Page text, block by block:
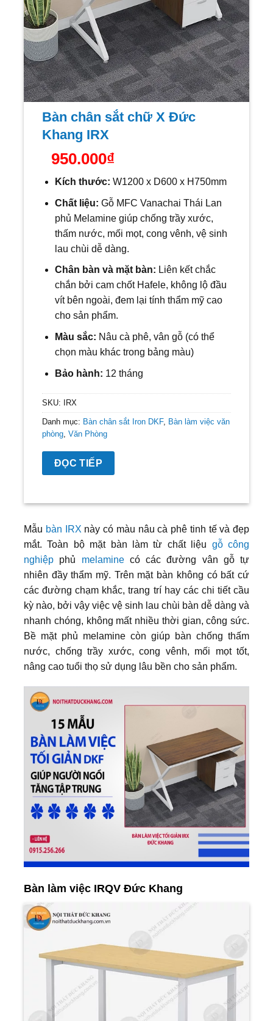
Bàn chân sắt chữ X Đức
Khang IRX
950.000₫
Kích thước: W1200 x D600 x H750mm
Chất liệu: Gỗ MFC Vanachai Thái Lan
phủ Melamine giúp chống trầy xước,
thấm nước, mối mọt, cong vênh, vệ sinh
lau chùi dễ dàng.
Chân bàn và mặt bàn: Liên kết chắc
chắn bởi cam chốt Hafele, không lộ đầu
vít bên ngoài, đem lại tính thẩm mỹ cao
cho sản phẩm.
Màu sắc: Nâu cà phê, vân gỗ(có thể
chọn màu khác trong bảng màu)
Bảo hành: 12 tháng
SKU: IRX
Danh mục: Bàn chân sắt Iron DKF, Bàn làm việc văn
phòng, Văn Phòng
ĐỌC TIẾP
Mẫu bàn IRX này có màu nâu cà phê tinh tế và đẹp
mắt. Toàn bộ mặt bàn làm từ chất liệu gỗ công
nghiệp phủ melaminecó các đường vân gỗ tự
nhiên đầy thẩm mỹ. Trên mặt bàn không có bất cứ
các đường chạm khắc, trang trí hay các chi tiết cầu
kỳ nào, bởi vậy việc vệ sinh lau chùi bàn dễ dàng và
nhanh chóng, không mất nhiều thời gian, công sức.
Bề mặt phủ melamine còn giúp bàn chống thấm
nước, chống trầy xước, cong vênh, mối mọt tốt,
nâng cao tuổi thọ sử dụng lâu bền cho sản phẩm.
Bàn làm việc IRQV Đức Khang